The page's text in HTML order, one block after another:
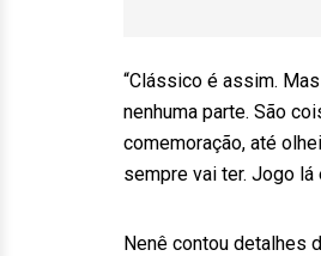
“Clássico é assim.
nenhuma parte. São
comemoração, até
sempre vai ter. Jogo lá
Nenê contou detalhes